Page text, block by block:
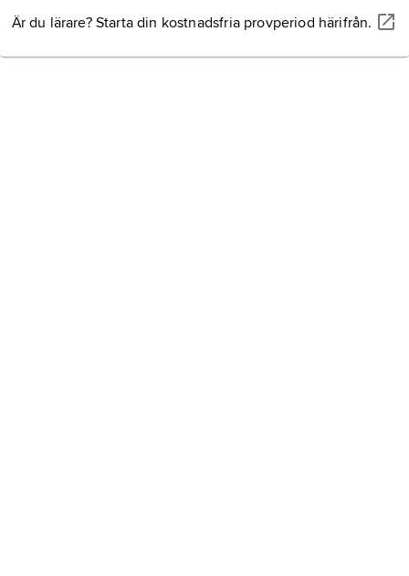
Är du lärare? Starta din kostnadsfria provperiod härifrån.